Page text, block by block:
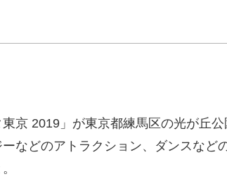
京 2019」が東京都練馬区の光が丘公
などのアトラクション、ダンスなど